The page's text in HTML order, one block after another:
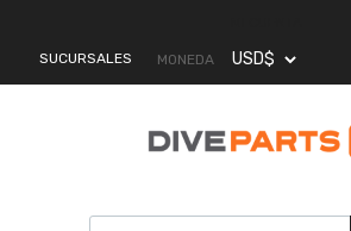
SUCURSALES MONEDA